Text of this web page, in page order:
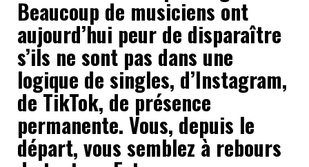
Beaucoup de musiciens ont
aujourd’hui peur de disparaître
s’ils ne sont pas dans une
logique de singles, d’Instagram,
de TikTok, de présence
permanente. Vous, depuis le
départ, vous semblez à rebours